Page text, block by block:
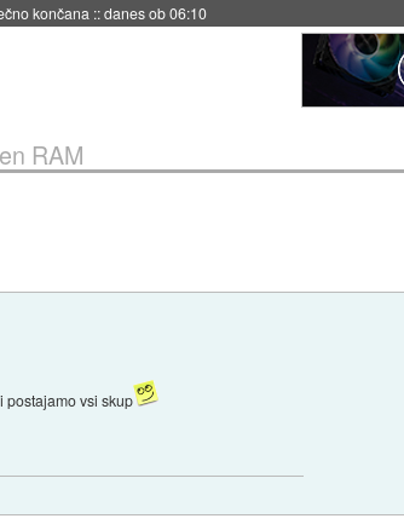
končana ::danes ob 06:10
RAM
postajamo vsi skup